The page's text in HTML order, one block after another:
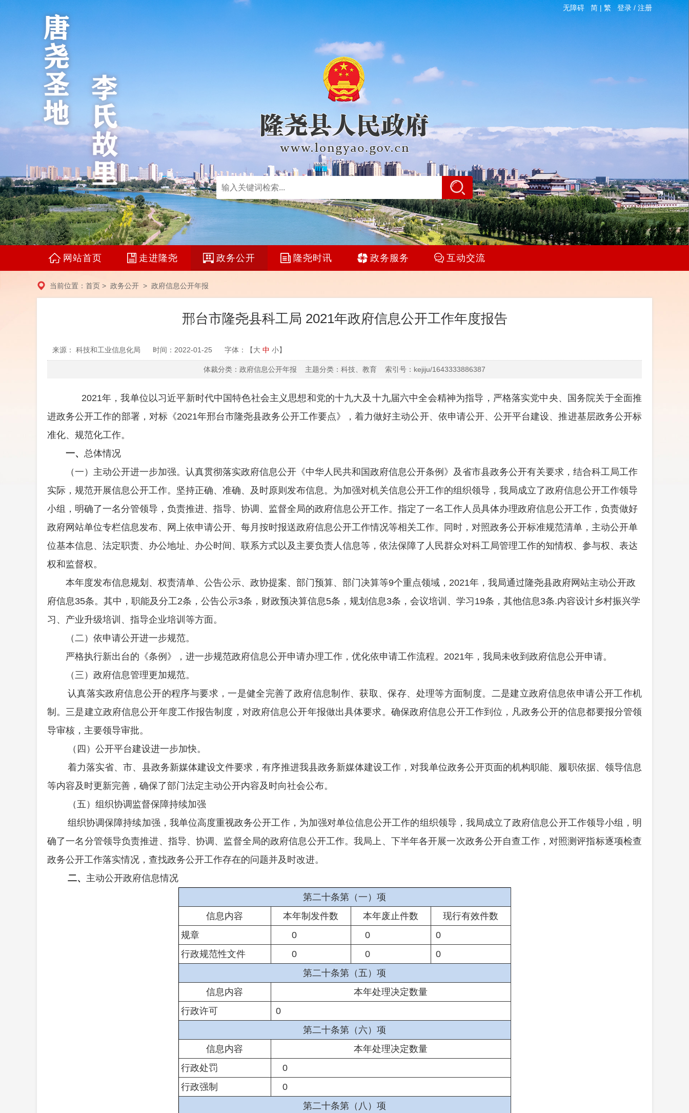
无障碍 简 |繁 登录/ 注册
网站首页 走进隆尧 政务公开 隆尧时讯 政务服务 互动交流
当前位置： 首页 > 政务公开 > 政府信息公开年报
邢台市隆尧县科工局 2021年政府信息公开工作年度报告
来源： 科技和工业信息化局 时间：2022-01-25 字体：【大 中 小】
体裁分类：政府信息公开年报 主题分类：科技、教育 索引号：kejiju/1643333886387
2021年，我单位以习近平新时代中国特色社会主义思想和党的十九大及十九届六中全会精神为指导，严格落实党中央、国务院关于全面推
进政务公开工作的部署，对标《2021年邢台市隆尧县政务公开工作要点》，着力做好主动公开、依申请公开、公开平台建设、推进基层政务公开标
准化、规范化工作。
一、 总体情况
（一）主动公开进一步加强。认真贯彻落实政府信息公开《中华人民共和国政府信息公开条例》及省市县政务公开有关要求，结合科工局工作
实际，规范开展信息公开工作。坚持正确、准确、及时原则发布信息。为加强对机关信息公开工作的组织领导，我局成立了政府信息公开工作领导
小组，明确了一名分管领导 ，负责推进、指导、协调、监督全局的政府信息公开工作。指定了一名工作人员具体办理政府信息公开工作， 负责做好
政府网站单位专栏信息发布、网上依申请公开、 每月按时报送政府信息公开工作情况等相关工作。同时，对照政务公开标准规范清单，主动公开单
位基本信息、法定职责、办公地址、办公时间、联系方式以及主要负责人信息等，依法保障了人民群众对科工局管理工作的知情权、参与权、表达
权和监督权。
本年度发布信息规划 、 权责清单、 公告公示、 政协提案、 部门预算、 部门决算等9个重点领域，2021年，我局通过隆尧县政府网站主动公开政
府信息35条。其中，职能及分工2条， 公告公示3条，财政预决算信息5条，规划 信息3条， 会议培训 、 学习 19条，其他信息3条.内容设计乡村振兴学
习、产业升级培训、指导企业培训等方面。
（二）依申请公开进一步规范。
严格执行新出台的《条例》，进一步规范政府信息公开申请办理工作，优化依申请工作流程。2021年，我局未收到政府信息公开申请。
（三）政府信息管理更加规范。
认真落实政府信息公开的程序与要求，一是健全完善了政府信息制作、获取、保存、处理等方面制度。二是建立政府信息依申请公开工作机
制。三是建立政府信息公开年度工作报告制度，对政府信息公开年报做出具体要求。确保政府信息公开工作到位，凡政务公开的信息都要报分管领
导审核，主要领导审批。
（ 四）公开平台建设进一步加快。
着力落实省、市、县政务新媒体建设文件要求，有序推进我县政务新媒体建设工作，对我单位政务公开页面的机构职能、履职依据、领导信息
等内容及时更新完善，确保了部门法定主动公开内容及时向社会公布。
（五）组织协调监督保障持续加强
组织协调保障持续加强， 我单位高度重视政务公开工作，为加强对单位信息公开工作的组织领导，我局成立了政府信息公开工作领导小组，明
确了一名分管领导负责推进、指导、协调、监督全局的政府信息公开工作。我局上、下半年各开展一次政务公开自查工作，对照测评指标逐项检查
政务公开工作落实情况，查找政务公开工作存在的问题并及时改进。
二、 主动公开政府信息情况
第二十条第（一）项
信息内容
本年制发件数 本年废止件数 现行有效件数
规章
0 0
0
行政规范性文件
0 0
0
第二十条第（五）项
信息内容
本年处理决定数量
行政许可
0
第二十条第（六）项
信息内容
本年处理决定数量
行政处罚
0
行政强制
0
第二十条第（八）项